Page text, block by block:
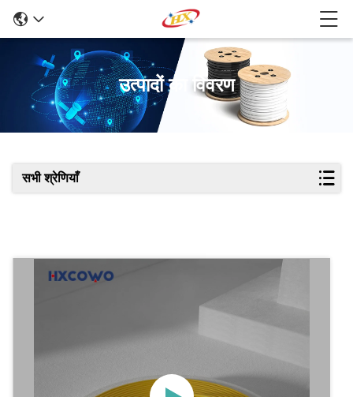
उत्पादों का विवरण
सभी श्रेणियाँ